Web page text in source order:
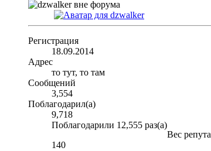
Регистрация
18.09.2014
Адрес
то тут, то там
Сообщений
3,554
Поблагодарил(а)
9,718
Поблагодарили 12,555 раз(а)
Вес
140